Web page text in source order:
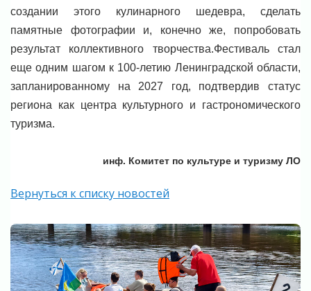
создании этого кулинарного шедевра, сделать
памятные фотографии и, конечно же, попробовать
результат коллективного творчества.Фестиваль стал
еще одним шагом к 100-летию Ленинградской области,
запланированному на 2027 год, подтвердив статус
региона как центра культурного и гастрономического
туризма.
инф. Комитет по культуре и туризму ЛО
Вернуться к списку новостей